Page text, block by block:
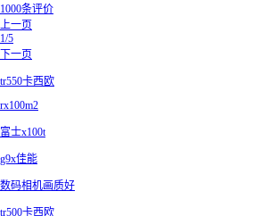
1000条评价
上一页
1/5
下一页
tr550卡西欧
rx100m2
富士x100t
g9x佳能
数码相机画质好
tr500卡西欧